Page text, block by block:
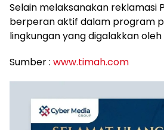
Selain melaksanakan reklamasi
berperan aktif dalam program
lingkungan yang digalakkan
Sumber : www.timah.com